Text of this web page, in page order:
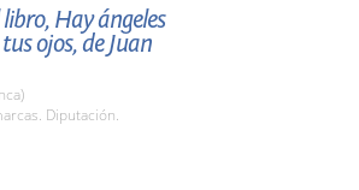
Hay ángeles
ojos, de Juan
Diputación.